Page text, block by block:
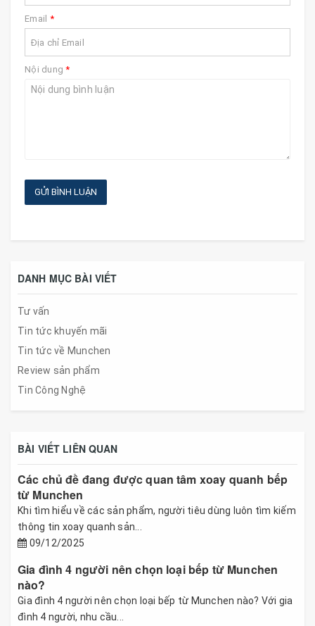
Email *
Nội dung*
GỬI BÌNH LUẬN
DANH MỤC BÀI VIẾT
Tư vấn
Tin tức khuyến mãi
Tin tức về Munchen
Review sản phẩm
Tin Công Nghệ
BÀI VIẾT LIÊN QUAN
Các chủ đề đang được quan tâm xoay quanh bếp
từ Munchen
Khi tìm hiểu về các sản phẩm, người tiêu dùng luôn tìm kiếm
thông tin xoay quanh sản...
09/12/2025
Gia đình 4 người nên chọn loại bếp từ Munchen
nào?
Gia đình 4 người nên chọn loại bếp từ Munchen nào? Với gia
đình 4 người, nhu cầu...